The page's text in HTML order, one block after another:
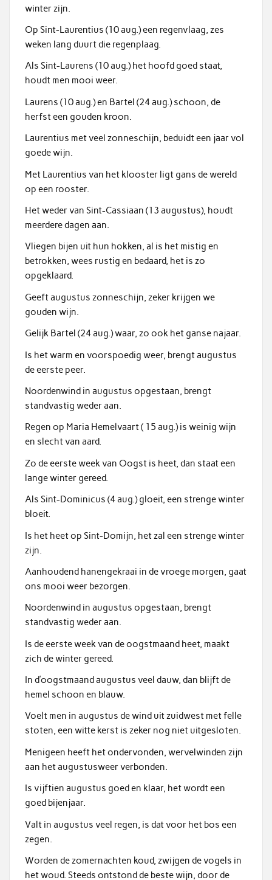
winter zijn.
Op Sint-Laurentius (10 aug.) een regenvlaag, zes
weken lang duurt die regenplaag.
Als Sint-Laurens (10 aug.) het hoofd goed staat,
houdt men mooi weer.
Laurens (10 aug.) en Bartel (24 aug.) schoon, de
herfst een gouden kroon.
Laurentius met veel zonneschijn, beduidt een jaar vol
goede wijn.
Met Laurentius van het klooster ligt gans de wereld
op een rooster.
Het weder van Sint-Cassiaan (13 augustus), houdt
meerdere dagen aan.
Vliegen bijen uit hun hokken, al is het mistig en
betrokken, wees rustig en bedaard, het is zo
opgeklaard.
Geeft augustus zonneschijn, zeker krijgen we
gouden wijn.
Gelijk Bartel (24 aug.) waar, zo ook het ganse najaar.
Is het warm en voorspoedig weer, brengt augustus
de eerste peer.
Noordenwind in augustus opgestaan, brengt
standvastig weder aan.
Regen op Maria Hemelvaart ( 15 aug.) is weinig wijn
en slecht van aard.
Zo de eerste week van Oogst is heet, dan staat een
lange winter gereed.
Als Sint-Dominicus (4 aug.) gloeit, een strenge winter
bloeit.
Is het heet op Sint-Domijn, het zal een strenge winter
zijn.
Aanhoudend hanengekraai in de vroege morgen, gaat
ons mooi weer bezorgen.
Noordenwind in augustus opgestaan, brengt
standvastig weder aan.
Is de eerste week van de oogstmaand heet, maakt
zich de winter gereed.
In d’oogstmaand augustus veel dauw, dan blijft de
hemel schoon en blauw.
Voelt men in augustus de wind uit zuidwest met felle
stoten, een witte kerst is zeker nog niet uitgesloten.
Menigeen heeft het ondervonden, wervelwinden zijn
aan het augustusweer verbonden.
Is vijftien augustus goed en klaar, het wordt een
goed bijenjaar.
Valt in augustus veel regen, is dat voor het bos een
zegen.
Worden de zomernachten koud, zwijgen de vogels in
het woud. Steeds ontstond de beste wijn, door de